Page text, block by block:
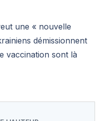
une « nouvelle
démissionnent
vaccination sont là